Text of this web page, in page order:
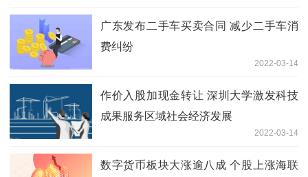
广东发布二手车买卖合同 减少二手车消
费纠纷
2022-03-14
作价入股加现金转让 深圳大学激发科技
成果服务区域社会经济发展
2022-03-14
数字货币板块大涨逾八成 个股上涨海联